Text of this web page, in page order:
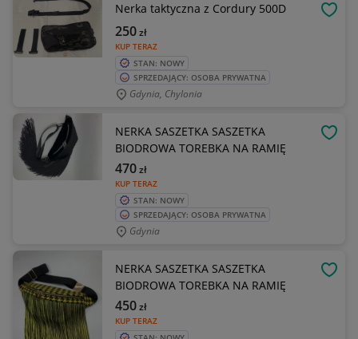
Nerka taktyczna z Cordury 500D
KUP TERAZ
250zł
STAN: NOWY
SPRZEDAJĄCY: OSOBA PRYWATNA
Gdynia, Chylonia
NERKA SASZETKA SASZETKA
BIODROWA TOREBKA NA RAMIĘ
KUP TERAZ
470zł
STAN: NOWY
SPRZEDAJĄCY: OSOBA PRYWATNA
Gdynia
NERKA SASZETKA SASZETKA
BIODROWA TOREBKA NA RAMIĘ
KUP TERAZ
450zł